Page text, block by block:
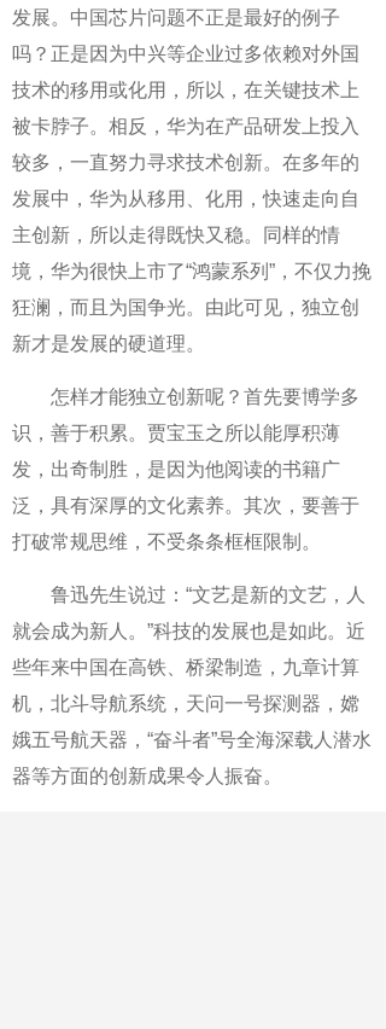
发展。中国芯片问题不正是最好的例子
吗？正是因为中兴等企业过多依赖对外国
技术的移用或化用，所以，在关键技术上
被卡脖子。相反，华为在产品研发上投入
较多，一直努力寻求技术创新。在多年的
发展中，华为从移用、化用，快速走向自
主创新，所以走得既快又稳。同样的情
境，华为很快上市了“鸿蒙系列”，不仅力挽
狂澜，而且为国争光。由此可见，独立创
新才是发展的硬道理。
怎样才能独立创新呢？首先要博学多
识，善于积累。贾宝玉之所以能厚积薄
发，出奇制胜，是因为他阅读的书籍广
泛，具有深厚的文化素养。其次，要善于
打破常规思维，不受条条框框限制。
鲁迅先生说过：“文艺是新的文艺，人
就会成为新人。”科技的发展也是如此。近
些年来中国在高铁、桥梁制造，九章计算
机，北斗导航系统，天问一号探测器，嫦
娥五号航天器，“奋斗者”号全海深载人潜水
器等方面的创新成果令人振奋。